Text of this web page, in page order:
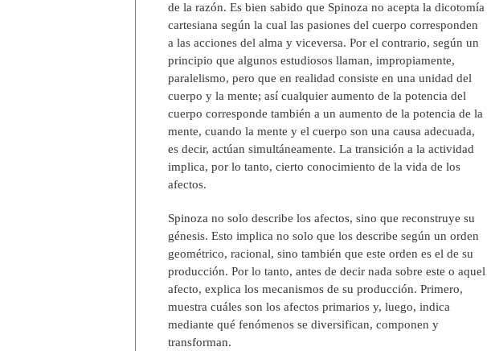
de la razón. Es bien sabido que Spinoza no acepta la dicotomía
cartesiana según la cual las pasiones del cuerpo corresponden
a las acciones del alma y viceversa. Por el contrario, según un
principio que algunos estudiosos llaman, impropiamente,
paralelismo, pero que en realidad consiste en una unidad del
cuerpo y la mente; así cualquier aumento de la potencia del
cuerpo corresponde también a un aumento de la potencia de la
mente, cuando la mente y el cuerpo son una causa adecuada,
es decir, actúan simultáneamente. La transición a la actividad
implica, por lo tanto, cierto conocimiento de la vida de los
afectos.
Spinoza no solo describe los afectos, sino que reconstruye su
génesis. Esto implica no solo que los describe según un orden
geométrico, racional, sino también que este orden es el de su
producción. Por lo tanto, antes de decir nada sobre este o aquel
afecto, explica los mecanismos de su producción. Primero,
muestra cuáles son los afectos primarios y, luego, indica
mediante qué fenómenos se diversifican, componen y
transforman.